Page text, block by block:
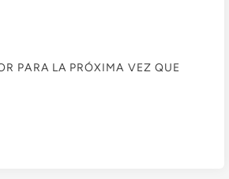
PARA LA PRÓXIMA VEZ QUE